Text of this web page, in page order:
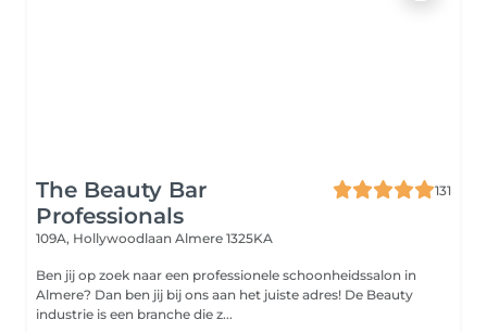
The Beauty Bar
Professionals
131
109A, Hollywoodlaan Almere 1325KA
Ben jij op zoek naar een professionele schoonheidssalon in
Almere? Dan ben jij bij ons aan het juiste adres! De Beauty
industrie is een branche die z...